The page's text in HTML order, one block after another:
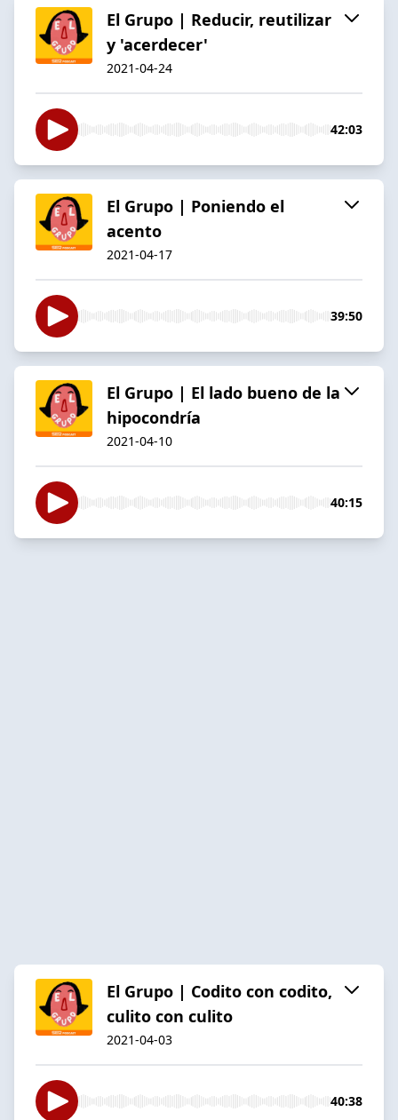
El Grupo | Reducir, reutilizar
y 'acerdecer'
2021-04-24
42:03
El Grupo | Poniendo el
acento
2021-04-17
39:50
El Grupo | El lado bueno de la
hipocondría
2021-04-10
40:15
El Grupo | Codito con codito,
culito con culito
2021-04-03
40:38